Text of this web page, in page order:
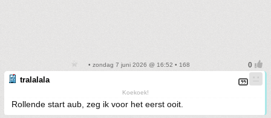
• zondag 7 juni 2026 @ 16:52 • 168
tralalala
Koekoek!
Rollende start aub, zeg ik voor het eerst ooit.